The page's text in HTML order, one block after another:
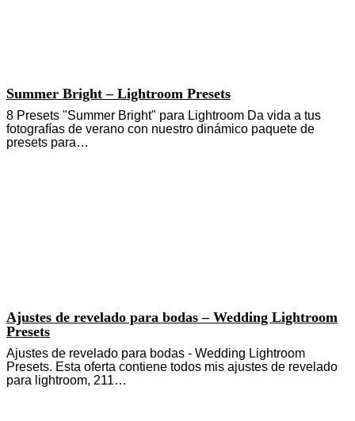
Summer Bright – Lightroom Presets
8 Presets "Summer Bright" para Lightroom Da vida a tus
fotografías de verano con nuestro dinámico paquete de
presets para…
Ajustes de revelado para bodas – Wedding Lightroom
Presets
Ajustes de revelado para bodas - Wedding Lightroom
Presets. Esta oferta contiene todos mis ajustes de revelado
para lightroom, 211…